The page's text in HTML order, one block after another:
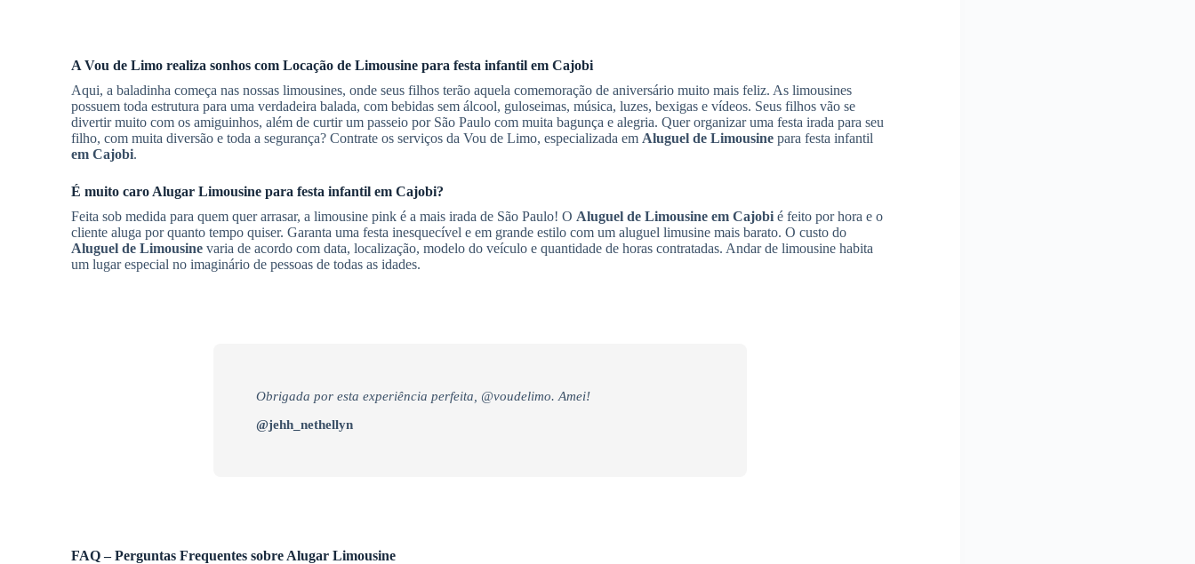
A Vou de Limo realiza sonhos com Locação de Limousine para festa infantil em Cajobi
Aqui, a baladinha começa nas nossas limousines, onde seus filhos terão aquela comemoração de aniversário muito mais feliz. As limousines
possuem toda estrutura para uma verdadeira balada, com bebidas sem álcool, guloseimas, música, luzes, bexigas e vídeos. Seus filhos vão se
divertir muito com os amiguinhos, além de curtir um passeio por São Paulo com muita bagunça e alegria. Quer organizar uma festa irada para seu
filho, com muita diversão e toda a segurança? Contrate os serviços da Vou de Limo, especializada em Aluguel de Limousine para festa infantil
em Cajobi.
É muito caro Alugar Limousine para festa infantil em Cajobi?
Feita sob medida para quem quer arrasar, a limousine pink é a mais irada de São Paulo! O Aluguel de Limousine em Cajobi é feito por hora e o
cliente aluga por quanto tempo quiser. Garanta uma festa inesquecível e em grande estilo com um aluguel limusine mais barato. O custo do
Aluguel de Limousine varia de acordo com data, localização, modelo do veículo e quantidade de horas contratadas. Andar de limousine habita
um lugar especial no imaginário de pessoas de todas as idades.
Obrigada por esta experiência perfeita, @voudelimo. Amei!
@jehh_nethellyn
FAQ – Perguntas Frequentes sobre Alugar Limousine